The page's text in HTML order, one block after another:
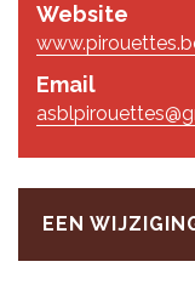
Website
Email
EEN